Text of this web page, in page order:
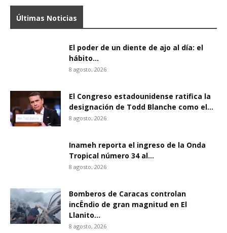
Últimas Noticias
El poder de un diente de ajo al día: el
hábito...
8 agosto, 2026
El Congreso estadounidense ratifica la
designación de Todd Blanche como el...
8 agosto, 2026
Inameh reporta el ingreso de la Onda
Tropical número 34 al...
8 agosto, 2026
Bomberos de Caracas controlan
incËndio de gran magnitud en El
Llanito...
8 agosto, 2026